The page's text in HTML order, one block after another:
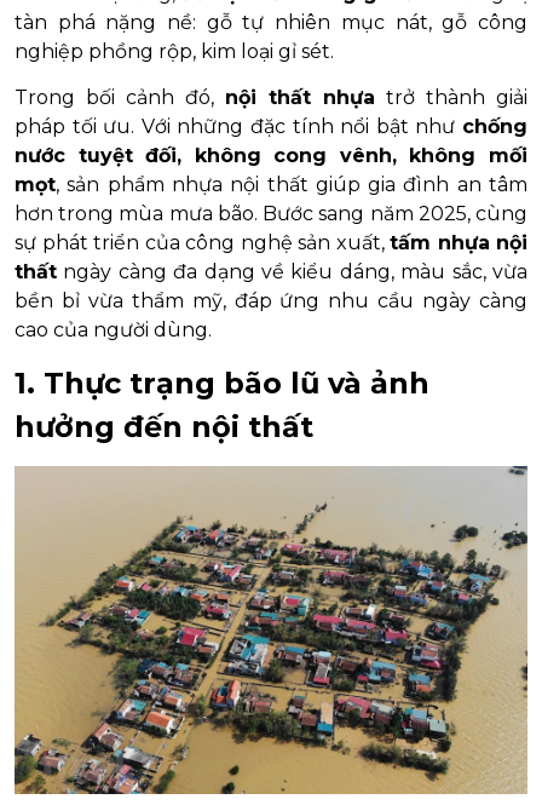
tàn phá nặng nề: gỗ tự nhiên mục nát, gỗ công
nghiệp phồng rộp, kim loại gỉ sét.
Trong bối cảnh đó, nội thất nhựa trở thành giải
pháp tối ưu. Với những đặc tính nổi bật như chống
nước tuyệt đối, không cong vênh, không mối
mọt, sản phẩm nhựa nội thất giúp gia đình an tâm
hơn trong mùa mưa bão. Bước sang năm 2025, cùng
sự phát triển của công nghệ sản xuất, tấm nhựa nội
thất ngày càng đa dạng về kiểu dáng, màu sắc, vừa
bền bỉ vừa thẩm mỹ, đáp ứng nhu cầu ngày càng
cao của người dùng.
1. Thực trạng bão lũ và ảnh
hưởng đến nội thất